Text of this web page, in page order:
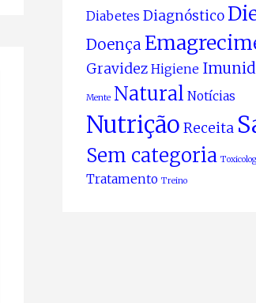
Diabetes Diagnóstico
Doença
Gravidez Higiene
Mente Natural Notícias
Nutrição Receita
Sem categoria
Tratamento Treino